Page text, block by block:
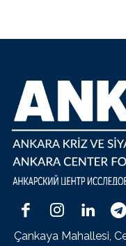
Çankaya Mahallesi,